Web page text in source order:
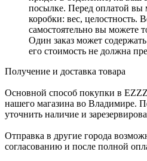
посылке. Перед оплатой вы
коробки: вес, целостность.
самостоятельно вы можете
Один заказ может
его стоимость не должна
Получение и доставка товара
Основной способ покупки в
нашего магазина во Владимире.
уточнить наличие и
Отправка в другие города
согласованию и после полной